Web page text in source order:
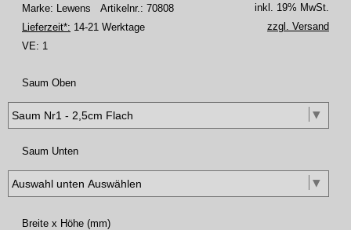
Marke: Lewens Artikelnr.: 70808
Lieferzeit*: 14-21 Werktage
VE: 1
inkl. 19% MwSt.
zzgl. Versand
Saum Oben
Saum Unten
Breite x Höhe (mm)